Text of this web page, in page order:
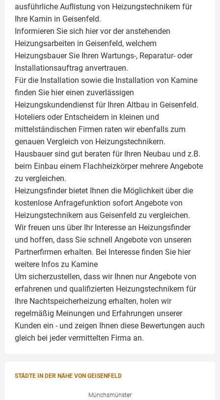
ausführliche Auflistung von Heizungstechnikern für
Ihre Kamin in Geisenfeld.
Informieren Sie sich hier vor der anstehenden
Heizungsarbeiten in Geisenfeld, welchem
Heizungsbauer Sie Ihren Wartungs-, Reparatur- oder
Installationsauftrag anvertrauen.
Für die Installation sowie die Installation von Kamine
finden Sie hier einen zuverlässigen
Heizungskundendienst für Ihren Altbau in Geisenfeld.
Hoteliers oder Entscheidern in kleinen und
mittelständischen Firmen raten wir ebenfalls zum
genauen Vergleich von Heizungstechnikern.
Hausbauer sind gut beraten für Ihren Neubau und z.B.
beim Einbau einem Flachheizkörpermehrere Angebote
zu vergleichen.
Heizungsfinder bietet Ihnen die Möglichkeit über die
kostenlose Anfragefunktion sofort Angebote von
Heizungstechnikern aus Geisenfeld zu vergleichen.
Wir freuen uns über Ihr Interesse an Heizungsfinder
und hoffen, dass Sie schnell Angebote von unseren
Partnerfirmen erhalten. Bei Interesse finden Sie hier
weitere Infos zu Kamine
Um sicherzustellen, dass wir Ihnen nur Angebote von
erfahrenen und qualifizierten Heizungstechnikern für
Ihre Nachtspeicherheizung erhalten, holen wir
regelmäßig Meinungen und Erfahrungen unserer
Kunden ein - und zeigen Ihnen diese Bewertungen auch
gleich bei jeder vermittelten Firma an.
STÄDTE IN DER NÄHE VON GEISENFELD
Münchsmünster